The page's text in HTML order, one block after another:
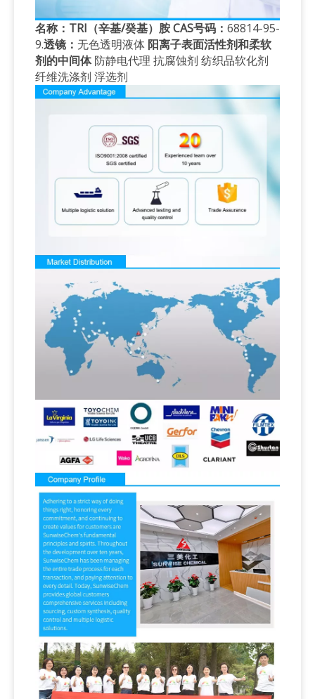
名称：TRI（辛基/癸基）胺 CAS号码： 68814-95-
9.透镜： 无色透明液体 阳离子表面活性剂和柔软
剂的中间体防静电代理 抗腐蚀剂 纺织品软化剂
纤维洗涤剂 浮选剂